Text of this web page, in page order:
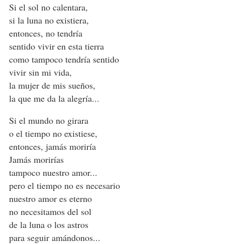
Si el sol no calentara,
si la luna no existiera,
entonces, no tendría
sentido vivir en esta tierra
como tampoco tendría sentido
vivir sin mi vida,
la mujer de mis sueños,
la que me da la alegría...
Si el mundo no girara
o el tiempo no existiese,
entonces, jamás moriría
Jamás morirías
tampoco nuestro amor...
pero el tiempo no es necesario
nuestro amor es eterno
no necesitamos del sol
de la luna o los astros
para seguir amándonos...